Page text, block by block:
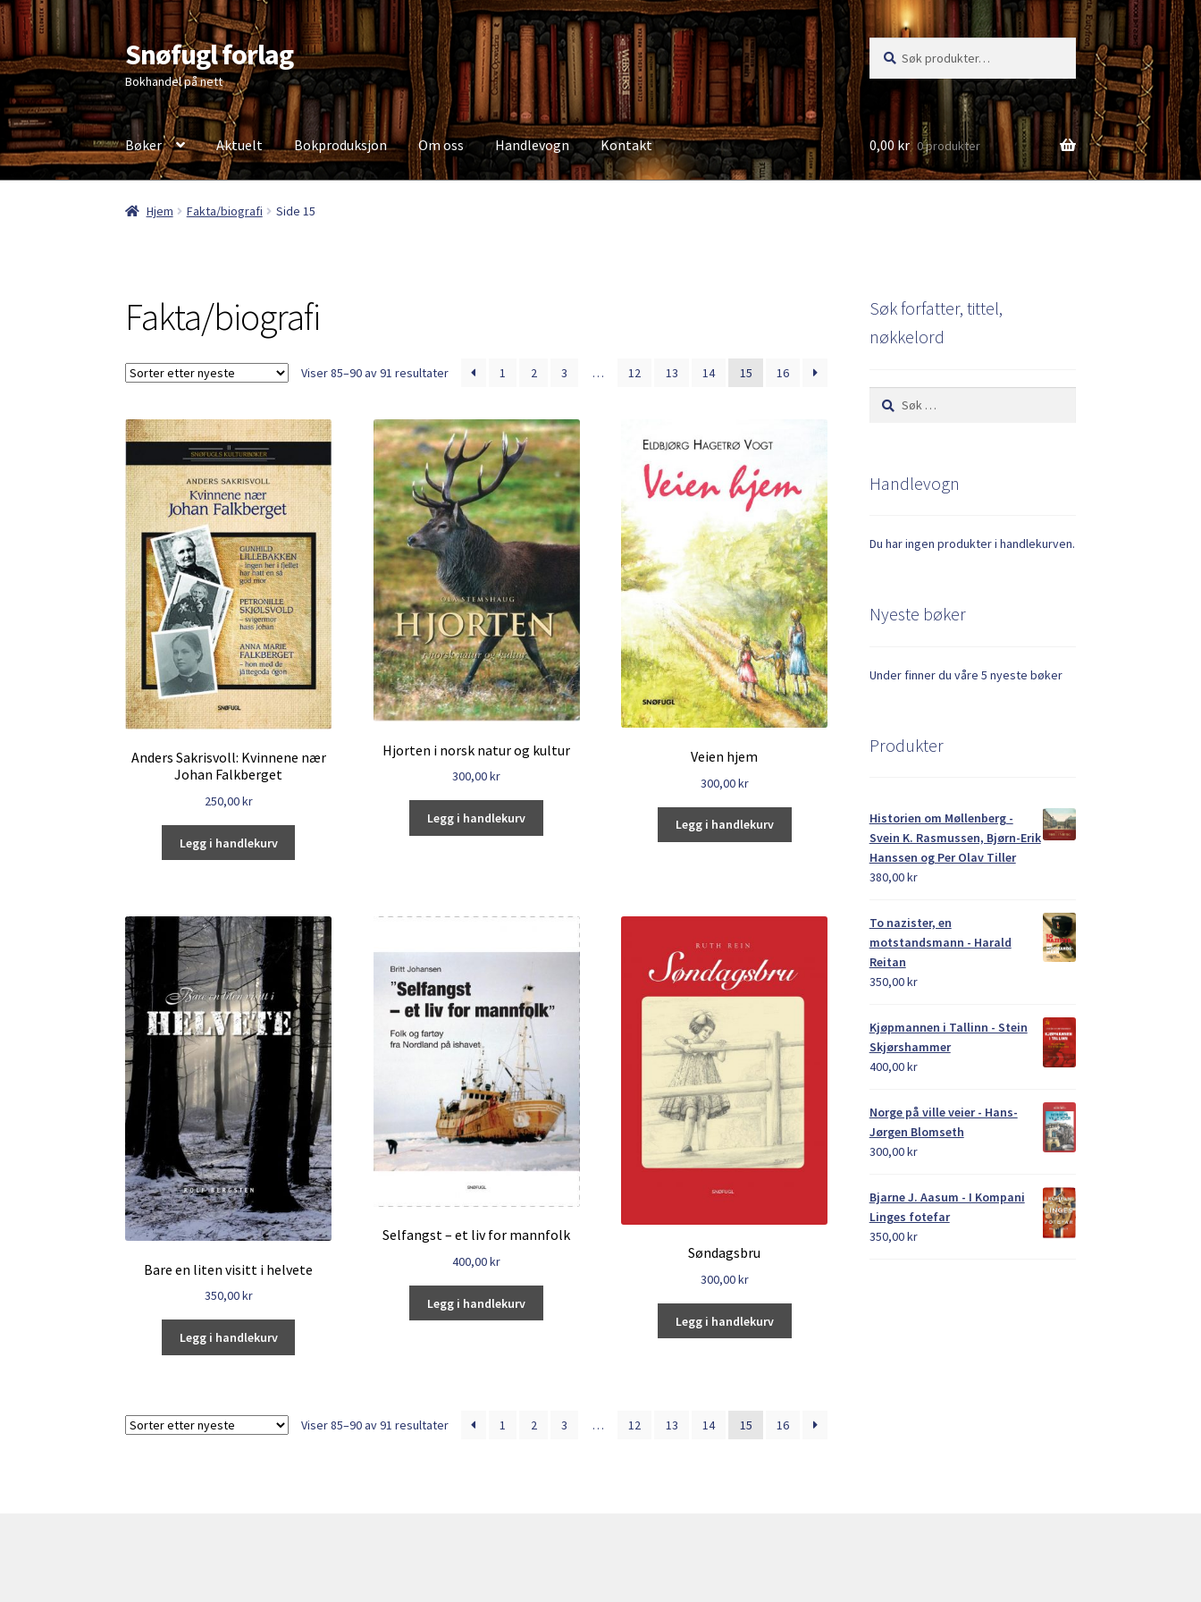
Hopp
til
navigasjon
Hopp
til
innhold
Snøfugl forlag
Bokhandel på nett
Søk
etter:
Søk
Bøker Aktuelt Bokproduksjon Om oss Handlevogn Kontakt
Hjem Aktuelt Antikvariske bøker
0,00 kr 0 produkter
Hjem Fakta/biografi Side 15
Fakta/biografi
Viser 85–90 av 91 resultaterSortert
1 2 3 … 12 13 14 15 16
Anders Sakrisvoll: Kvinnene nær
Johan Falkberget
250,00kr
Legg i handlekurv
Hjorten i norsk natur og kultur
300,00kr
Legg i handlekurv
Veien hjem
300,00kr
Legg i handlekurv
Bare en liten visitt i helvete
350,00kr
Legg i handlekurv
Selfangst – et liv for mannfolk
400,00kr
Legg i handlekurv
Søndagsbru
300,00kr
Legg i handlekurv
Viser 85–90 av 91 resultaterSortert
1 2 3 … 12 13 14 15 16
Søk forfatter, tittel,
nøkkelord
Søk
etter:
Handlevogn
Du har ingen produkter i handlekurven.
Nyeste bøker
Under finner du våre 5 nyeste bøker
Produkter
Historien om Møllenberg -
Svein K. Rasmussen, Bjørn-Erik
Hanssen og Per Olav Tiller
380,00kr
To nazister, en
motstandsmann - Harald
Reitan
350,00kr
Kjøpmannen i Tallinn - Stein
Skjørshammer
400,00kr
Norge på ville veier - Hans-
Jørgen Blomseth
300,00kr
Bjarne J. Aasum - I Kompani
Linges fotefar
350,00kr